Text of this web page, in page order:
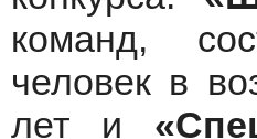
команд,
человек в
лет и